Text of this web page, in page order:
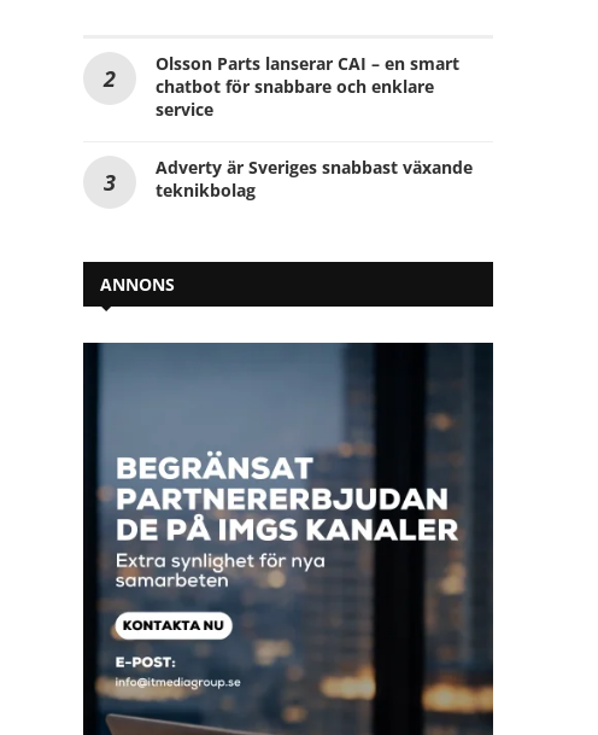
Olsson Parts lanserar CAI – en smart
chatbot för snabbare och enklare
service
Adverty är Sveriges snabbast växande
teknikbolag
ANNONS